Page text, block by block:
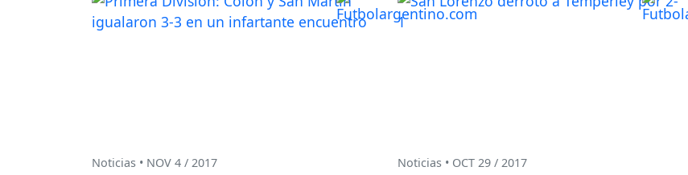
Noticias • NOV 4 / 2017 Noticias • OCT 29 / 2017